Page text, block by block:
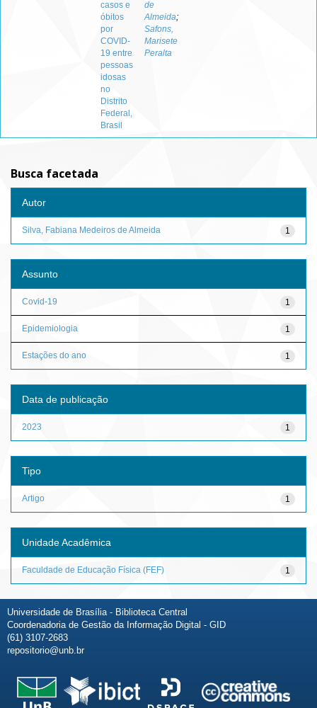
casos e
óbitos
por
COVID-
19 entre
pessoas
idosas
no
Distrito
Federal,
Brasil
de
Almeida;
Safons,
Marisete
Peralta
Busca facetada
Autor
1
Silva, Fabiana Medeiros de Almeida
Assunto
1
Covid-19
1
Epidemiologia
1
Estações do ano
Data de publicação
1
2023
Tipo
1
Artigo
Unidade Acadêmica
1
Faculdade de Educação Física (FEF)
Universidade de Brasília - Biblioteca Central
Coordenadoria de Gestão da Informação Digital - GID
(61) 3107-2683
repositorio@unb.br